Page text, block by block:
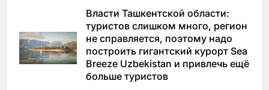
Власти Ташкентской области:
туристов слишком много, регион
не справляется, поэтому надо
построить гигантский курорт Sea
Breeze Uzbekistan и привлечь ещё
больше туристов